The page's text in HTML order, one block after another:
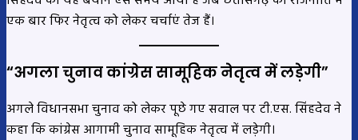
एक बार फिर नेतृत्व को लेकर चर्चाएं तेज हैं।
“अगला चुनाव कांग्रेस सामूहिक नेतृत्व में लड़ेगी”
अगले विधानसभा चुनाव को लेकर पूछे गए सवाल पर टी.एस. सिंहदेव ने
कहा कि कांग्रेस आगामी चुनाव सामूहिक नेतृत्व में लड़ेगी।